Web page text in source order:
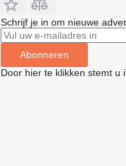
Schrijf je in om nieuwe
Abonneren
Door hier te klikken stemt u